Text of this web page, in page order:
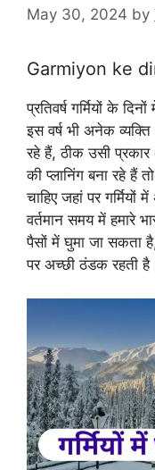
May 30, 2024 by
Garmiyon ke
प्रतिवर्ष गर्मियों के
इस वर्ष भी अनेक
रहे हैं, ठीक उसी
की प्लानिंग बना रहे हैं
चाहिए जहां पर
वर्तमान समय में हमारे
पैसों में घुमा जा सकता
पर अच्छी ठंडक रहती